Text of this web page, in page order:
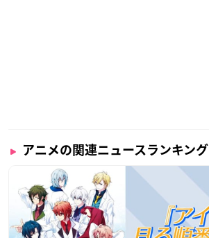
アニメの関連ニュースランキング